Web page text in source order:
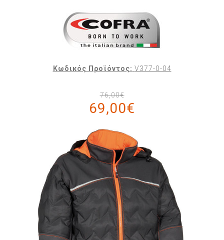
Κωδικός Προϊόντος: V377-0-04
76,00€
69,00€